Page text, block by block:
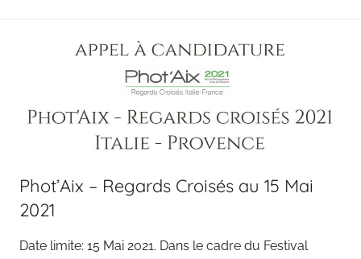
Phot’Aix – Regards Croisés au 15 Mai
2021
Date limite: 15 Mai 2021. Dans le cadre du Festival